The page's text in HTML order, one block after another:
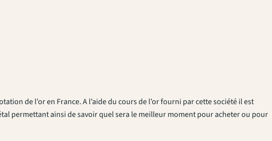
de l’or en France. A l’aide du cours de l’or fourni par cette société il est
permettant ainsi de savoir quel sera le meilleur moment pour acheter ou pour